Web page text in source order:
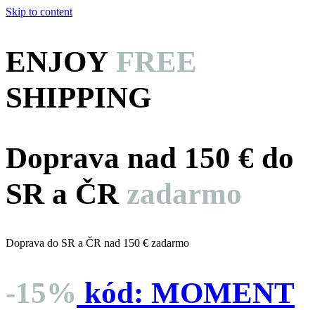
Skip to content
ENJOY FREE
SHIPPING
Doprava nad 150 € do
SR a ČR zadarmo
Doprava do SR a ČR nad 150 € zadarmo
-15% kód: MOMENT